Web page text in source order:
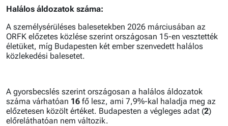
Halálos áldozatok száma:
A személysérüléses balesetekben 2026 márciusában az
ORFK előzetes közlése szerint országosan 15-en vesztették
életüket, míg Budapesten két ember szenvedett halálos
közlekedési balesetet.
A gyorsbecslés szerint országosan a halálos áldozatok
száma várhatóan 16 fő lesz, ami 7,9%-kal haladja meg az
előzetesen közölt értéket. Budapesten a végleges adat (2)
előreláthatóan nem változik.